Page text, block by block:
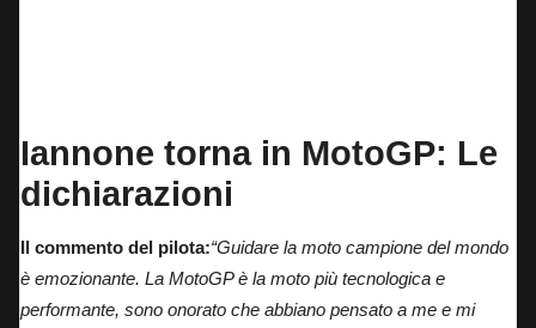
Iannone torna in MotoGP: Le
dichiarazioni
Il commento del pilota:“Guidare la moto campione del mondo
è emozionante. La MotoGP è la moto più tecnologica e
performante, sono onorato che abbiano pensato a me e mi